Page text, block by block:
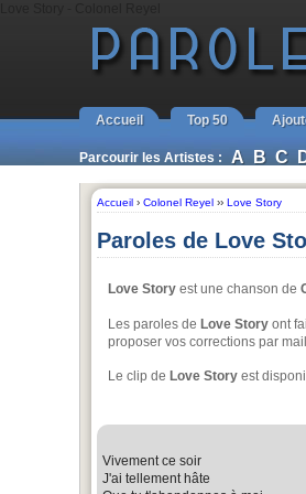
Accueil Top 50
Parcourir les Artistes : A B C
Accueil › Colonel Reyel ›› Love Story
Paroles de Love
Love Story est une chanson de
Les paroles de Love Story ont
proposer vos corrections par mail.
Le clip de Love Story est
Vivement ce soir
J'ai tellement hâte